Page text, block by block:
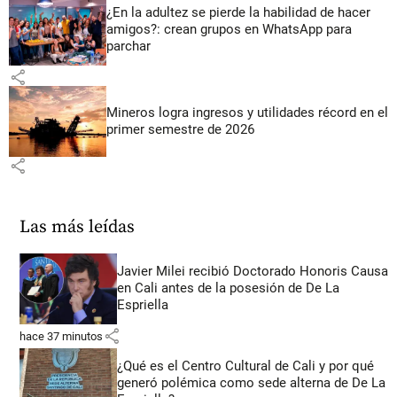
¿En la adultez se pierde la habilidad de hacer
amigos?: crean grupos en WhatsApp para
parchar
share
Mineros logra ingresos y utilidades récord en el
primer semestre de 2026
share
Las más leídas
Javier Milei recibió Doctorado Honoris Causa
en Cali antes de la posesión de De La
Espriella
hace 37 minutos share
¿Qué es el Centro Cultural de Cali y por qué
generó polémica como sede alterna de De La